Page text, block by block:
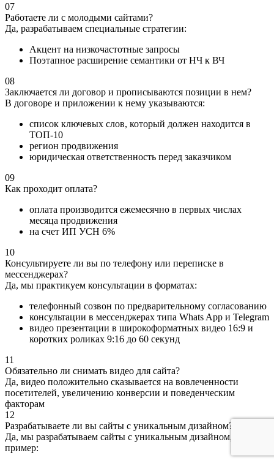
07
Работаете ли с молодыми сайтами?
Да, разрабатываем специальные стратегии:
Акцент на низкочастотные запросы
Поэтапное расширение семантики от НЧ к ВЧ
08
Заключается ли договор и прописываются позиции в нем?
В договоре и приложении к нему указываются:
список ключевых слов, который должен находится в
ТОП-10
регион продвижения
юридическая ответственность перед заказчиком
09
Как проходит оплата?
оплата производится ежемесячно в первых числах
месяца продвижения
на счет ИП УСН 6%
10
Консультируете ли вы по телефону или переписке в
мессенджерах?
Да, мы практикуем консультации в форматах:
телефонный созвон по предварительному согласованию
консультации в мессенджерах типа Whats App и Telegram
видео презентации в широкоформатных видео 16:9 и
коротких роликах 9:16 до 60 секунд
11
Обязательно ли снимать видео для сайта?
Да, видео положительно сказывается на вовлеченности
посетителей, увеличению конверсии и поведенческим
факторам
12
Разрабатываете ли вы сайты с уникальным дизайном?
Да, мы разрабатываем сайты с уникальным дизайном, вот
пример: